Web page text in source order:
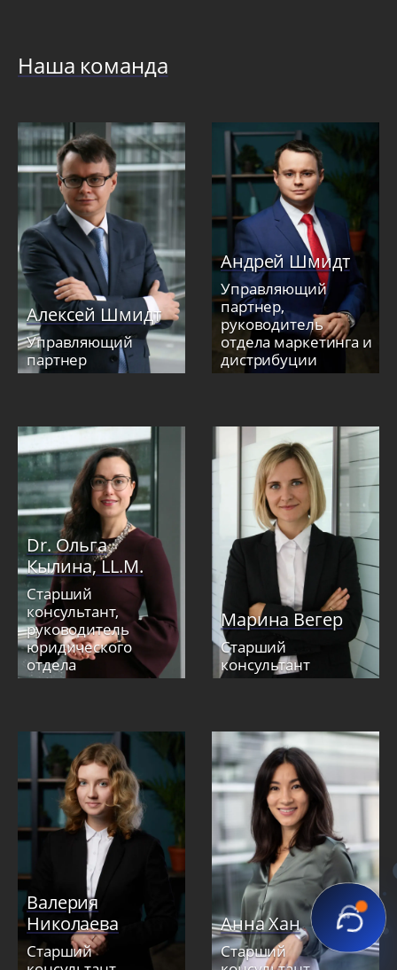
Наша команда
Алексей Шмидт
Управляющий
партнер
Андрей Шмидт
Управляющий
партнер,
руководитель
отдела маркетинга и
дистрибуции
Dr. Ольга
Кылина, LL.M.
Старший
консультант,
руководитель
юридического
отдела
Марина Вегер
Старший
консультант
Валерия
Николаева
Старший
Анна Хан
Старший